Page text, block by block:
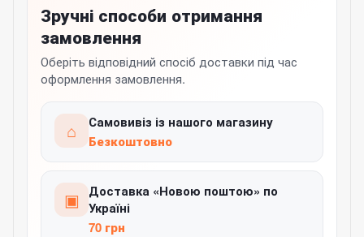
Зручні способи отримання
замовлення
Оберіть відповідний спосіб доставки під час
оформлення замовлення.
⌂
Самовивіз із нашого магазину
Безкоштовно
▣
Доставка «Новою поштою» по
Україні
70 грн